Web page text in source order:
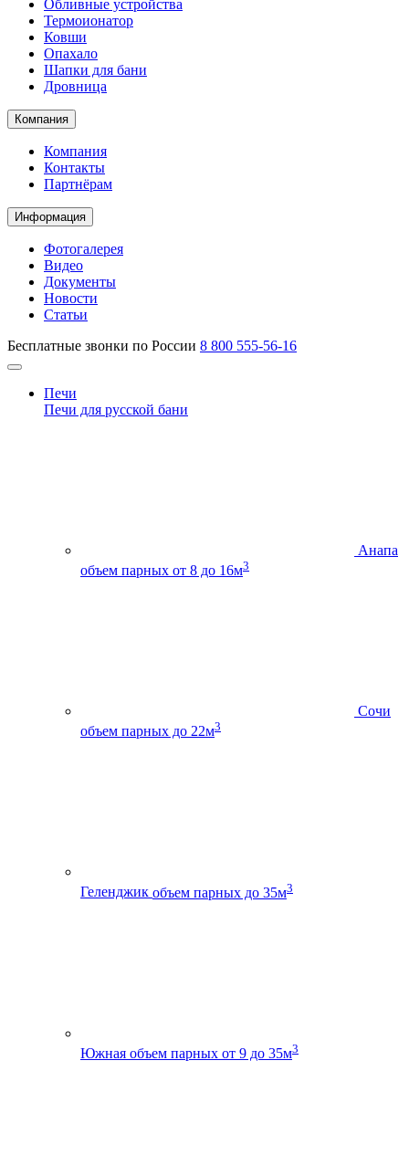
Обливные устройства
Термоионатор
Ковши
Опахало
Шапки для бани
Дровница
Компания
Компания
Контакты
Партнёрам
Информация
Фотогалерея
Видео
Документы
Новости
Статьи
Бесплатные звонки по России 8 800 555-56-16
Печи
Печи для русской бани
Анапа
объем парных от 8 до 16м3
Сочи
объем парных до 22м3
Геленджик объем парных до 35м3
Южная объем парных от 9 до 35м3